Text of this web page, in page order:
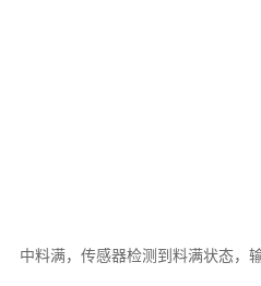
中料满，传感器检测到料满状态，